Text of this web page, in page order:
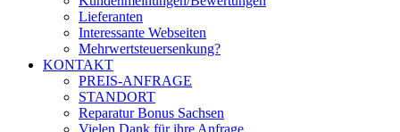
Lieferanten
Interessante Webseiten
Mehrwertsteuersenkung?
KONTAKT
PREIS-ANFRAGE
STANDORT
Reparatur Bonus Sachsen
Vielen Dank für ihre Anfrage